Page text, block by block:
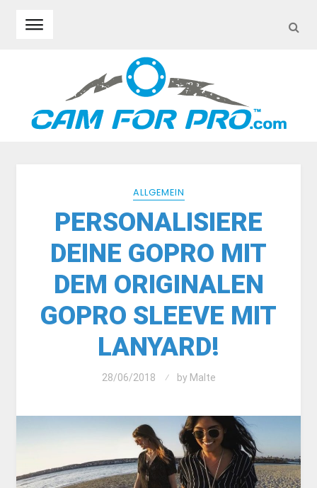
ALLGEMEIN
PERSONALISIERE
DEINE GOPRO MIT
DEM ORIGINALEN
GOPRO SLEEVE MIT
LANYARD!
28/06/2018 by Malte